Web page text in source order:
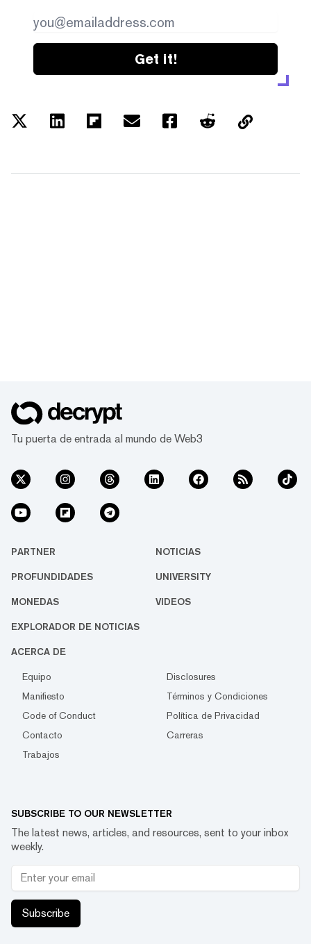
Get it!
Tu puerta de entrada al mundo de Web3
PARTNER NOTICIAS
PROFUNDIDADES UNIVERSITY
MONEDAS VIDEOS
EXPLORADOR DE NOTICIAS
ACERCA DE
Equipo
Disclosures
Manifiesto
Términos y Condiciones
Code of Conduct
Política de Privacidad
Contacto
Carreras
Trabajos
SUBSCRIBE TO OUR NEWSLETTER
The latest news, articles, and resources, sent to your inbox
weekly.
Subscribe